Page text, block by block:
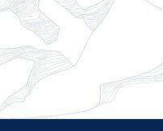
IL